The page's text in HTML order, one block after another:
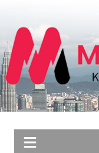
content